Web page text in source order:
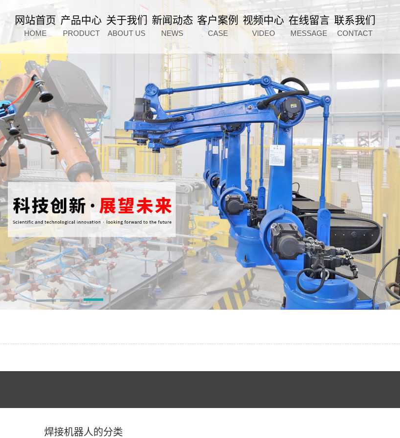
网站首页
HOME
产品中心
PRODUCT
关于我们
ABOUT US
新闻动态
NEWS
客户案例
CASE
视频中心
VIDEO
在线留言
MESSAGE
联系我们
CONTACT
焊接机器人的分类
p=2:975968020:41" />
微信扫一扫
给我们留言
微信扫一扫
服务电话 15963612288
给我们留言